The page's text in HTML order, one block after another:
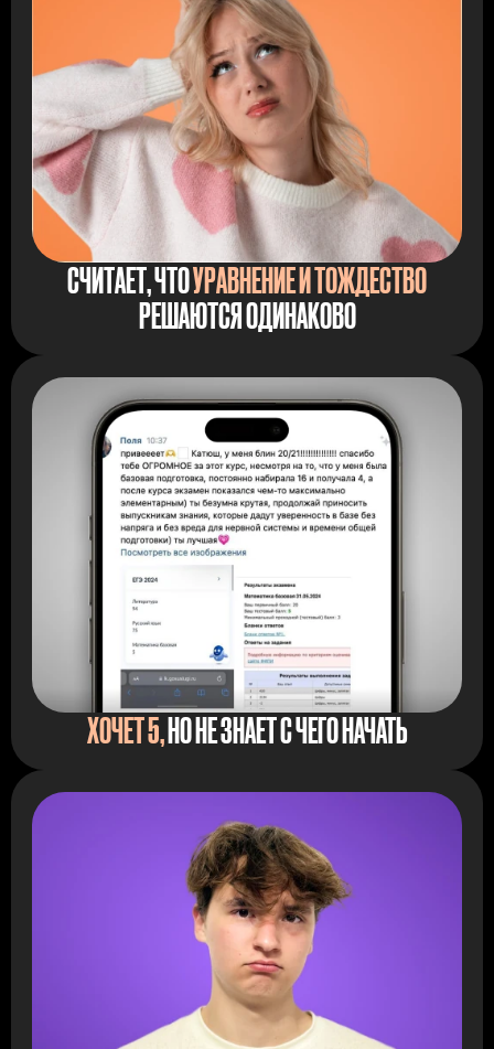
СЧИТАЕТ, ЧТОУРАВНЕНИЕ И ТОЖДЕСТВО
РЕШАЮТСЯ ОДИНАКОВО
ХОЧЕТ 5,НО НЕ ЗНАЕТ С ЧЕГО НАЧАТЬ